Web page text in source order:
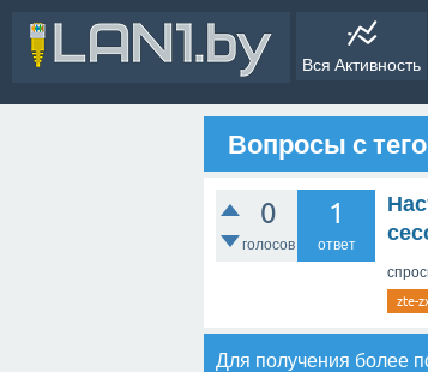
Вся Активность
Вопросы с
0
голосов
1
ответ
zte-
Для получения более